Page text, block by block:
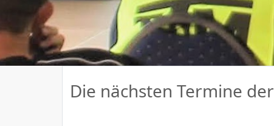
Die nächsten Termine der